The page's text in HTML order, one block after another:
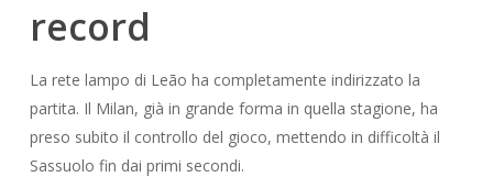
record
La rete lampo di Leão ha completamente indirizzato la
partita. Il Milan, già in grande forma in quella stagione, ha
preso subito il controllo del gioco, mettendo in difficoltà il
Sassuolo fin dai primi secondi.